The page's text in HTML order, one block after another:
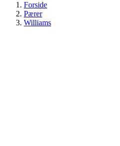
Forside
Pærer
Williams